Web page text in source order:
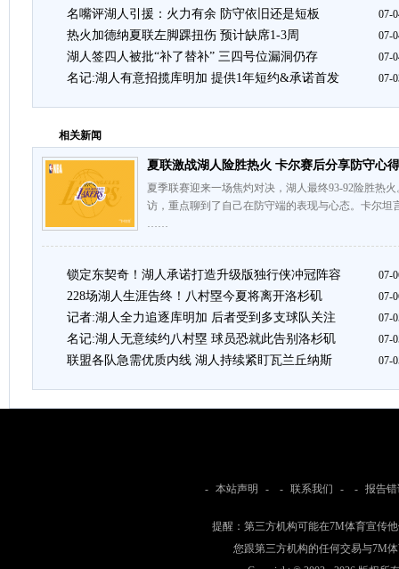
名嘴评湖人引援：火力有余 防守依旧还是短板 07-
热火加德纳夏联左脚踝扭伤 预计缺席1-3周 07-
湖人签四人被批“补了替补” 三四号位漏洞仍存 07-
名记:湖人有意招揽库明加 提供1年短约&承诺首发 07-
相关新闻
夏联激战湖人险胜热火 卡尔赛后分享防守心得
夏季联赛迎来一场焦灼对决，湖人最终93-92险胜热
访，重点聊到了自己在防守端的表现与心态。卡尔
……
锁定东契奇！湖人承诺打造升级版独行侠冲冠阵容 07-
228场湖人生涯告终！八村塁今夏将离开洛杉矶 07-
记者:湖人全力追逐库明加 后者受到多支球队关注 07-
名记:湖人无意续约八村塁 球员恐就此告别洛杉矶 07-
联盟各队急需优质内线 湖人持续紧盯瓦兰丘纳斯 07-
- 本站声明 - - 联系我们 - - 报告
提醒：第三方机构可能在7M体育宣传
您跟第三方机构的任何交易与7M